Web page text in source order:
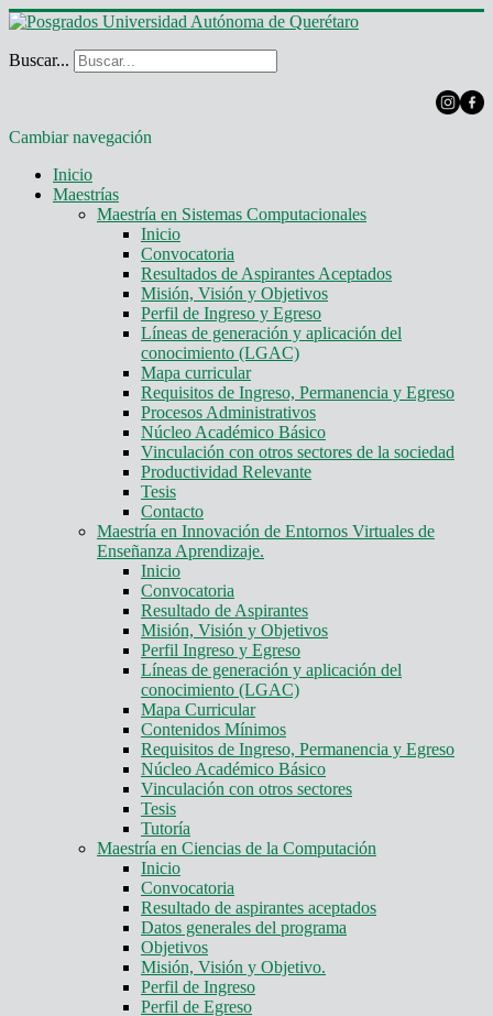
Buscar...
Cambiar navegación
Inicio
Maestrías
Maestría en Sistemas Computacionales
Inicio
Convocatoria
Resultados de Aspirantes Aceptados
Misión, Visión y Objetivos
Perfil de Ingreso y Egreso
Líneas de generación y aplicación del
conocimiento (LGAC)
Mapa curricular
Requisitos de Ingreso, Permanencia y Egreso
Procesos Administrativos
Núcleo Académico Básico
Vinculación con otros sectores de la sociedad
Productividad Relevante
Tesis
Contacto
Maestría en Innovación de Entornos Virtuales de
Enseñanza Aprendizaje.
Inicio
Convocatoria
Resultado de Aspirantes
Misión, Visión y Objetivos
Perfil Ingreso y Egreso
Líneas de generación y aplicación del
conocimiento (LGAC)
Mapa Curricular
Contenidos Mínimos
Requisitos de Ingreso, Permanencia y Egreso
Núcleo Académico Básico
Vinculación con otros sectores
Tesis
Tutoría
Maestría en Ciencias de la Computación
Inicio
Convocatoria
Resultado de aspirantes aceptados
Datos generales del programa
Objetivos
Misión, Visión y Objetivo.
Perfil de Ingreso
Perfil de Egreso